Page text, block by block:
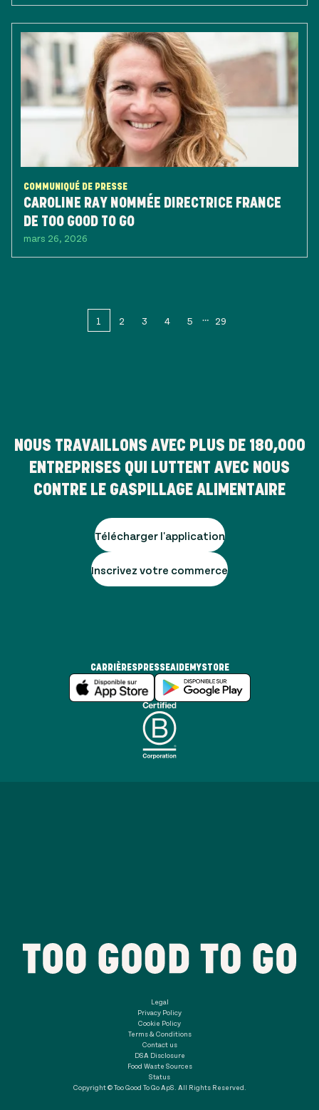
COMMUNIQUÉ DE PRESSE
CAROLINE RAY NOMMÉE DIRECTRICE FRANCE
DE TOO GOOD TO GO
mars 26, 2026
1 2 3 4 5 29
NOUS TRAVAILLONS AVEC PLUS DE 180,000
ENTREPRISES QUI LUTTENT AVEC NOUS
CONTRE LE GASPILLAGE ALIMENTAIRE
Télécharger l'application
Inscrivez votre commerce
CARRIÈRESPRESSEAIDEMYSTORE
Legal
Privacy Policy
Cookie Policy
Terms & Conditions
Contact us
DSA Disclosure
Food Waste Sources
Status
Copyright © Too Good To Go ApS. All Rights Reserved.